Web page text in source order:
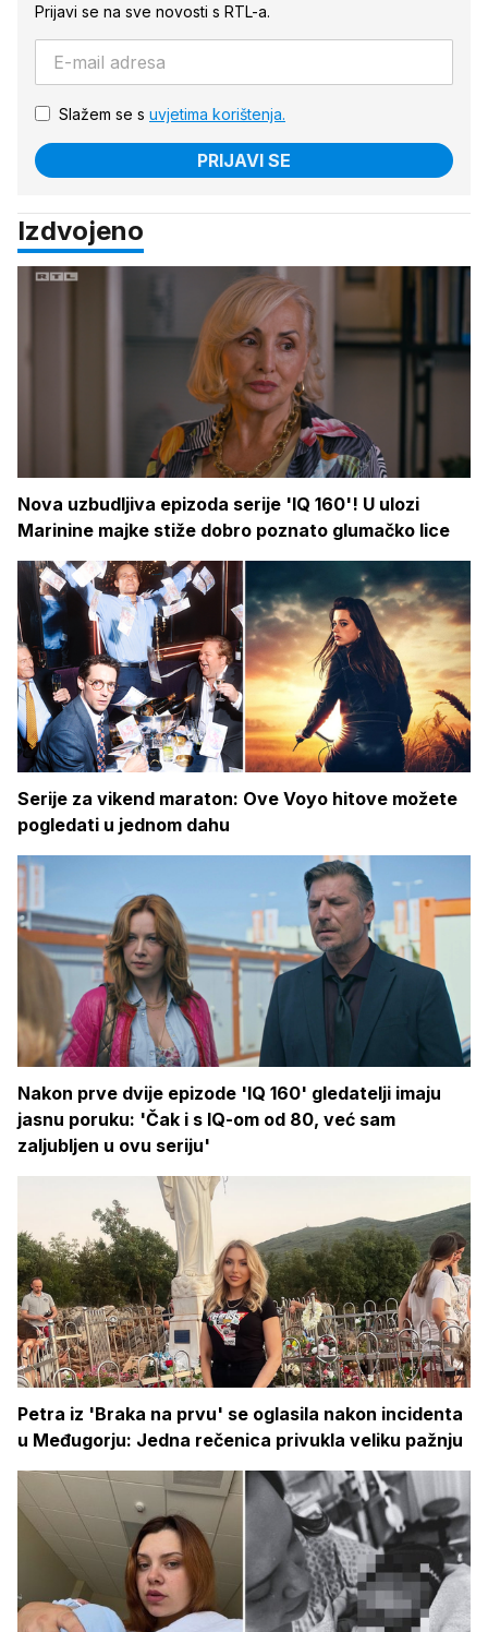
Prijavi se na sve novosti s RTL-a.
Slažem se s uvjetima korištenja.
PRIJAVI SE
Izdvojeno
Nova uzbudljiva epizoda serije 'IQ 160'! U ulozi
Marinine majke stiže dobro poznato glumačko lice
Serije za vikend maraton: Ove Voyo hitove možete
pogledati u jednom dahu
Nakon prve dvije epizode 'IQ 160' gledatelji imaju
jasnu poruku: 'Čak i s IQ-om od 80, već sam
zaljubljen u ovu seriju'
Petra iz 'Braka na prvu' se oglasila nakon incidenta
u Međugorju: Jedna rečenica privukla veliku pažnju